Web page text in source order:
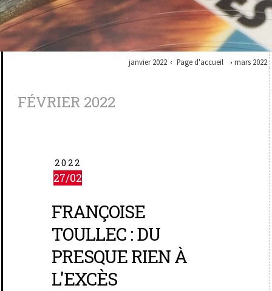
janvier 2022 Page d'accueil mars 2022
FÉVRIER 2022
2022
27/02
FRANÇOISE
TOULLEC : DU
PRESQUE RIEN À
L'EXCÈS